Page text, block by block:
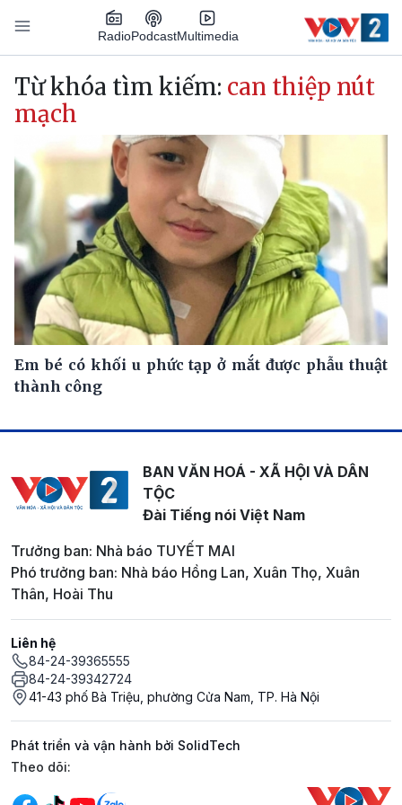
Nhảy đến nội dung
RadioPodcastMultimedia
Main navigation
Từ khóa tìm kiếm: can thiệp nút
mạch
Em bé có khối u phức tạp ở mắt được phẫu thuật
thành công
BAN VĂN HOÁ - XÃ HỘI VÀ DÂN
TỘC
Đài Tiếng nói Việt Nam
Trưởng ban: Nhà báo TUYẾT MAI
Phó trưởng ban: Nhà báo Hồng Lan, Xuân Thọ, Xuân
Thân, Hoài Thu
Liên hệ
84-24-39365555
84-24-39342724
41-43 phố Bà Triệu, phường Cửa Nam, TP. Hà Nội
Phát triển và vận hành bởi SolidTech
Mạng xã hội
Theo dõi: